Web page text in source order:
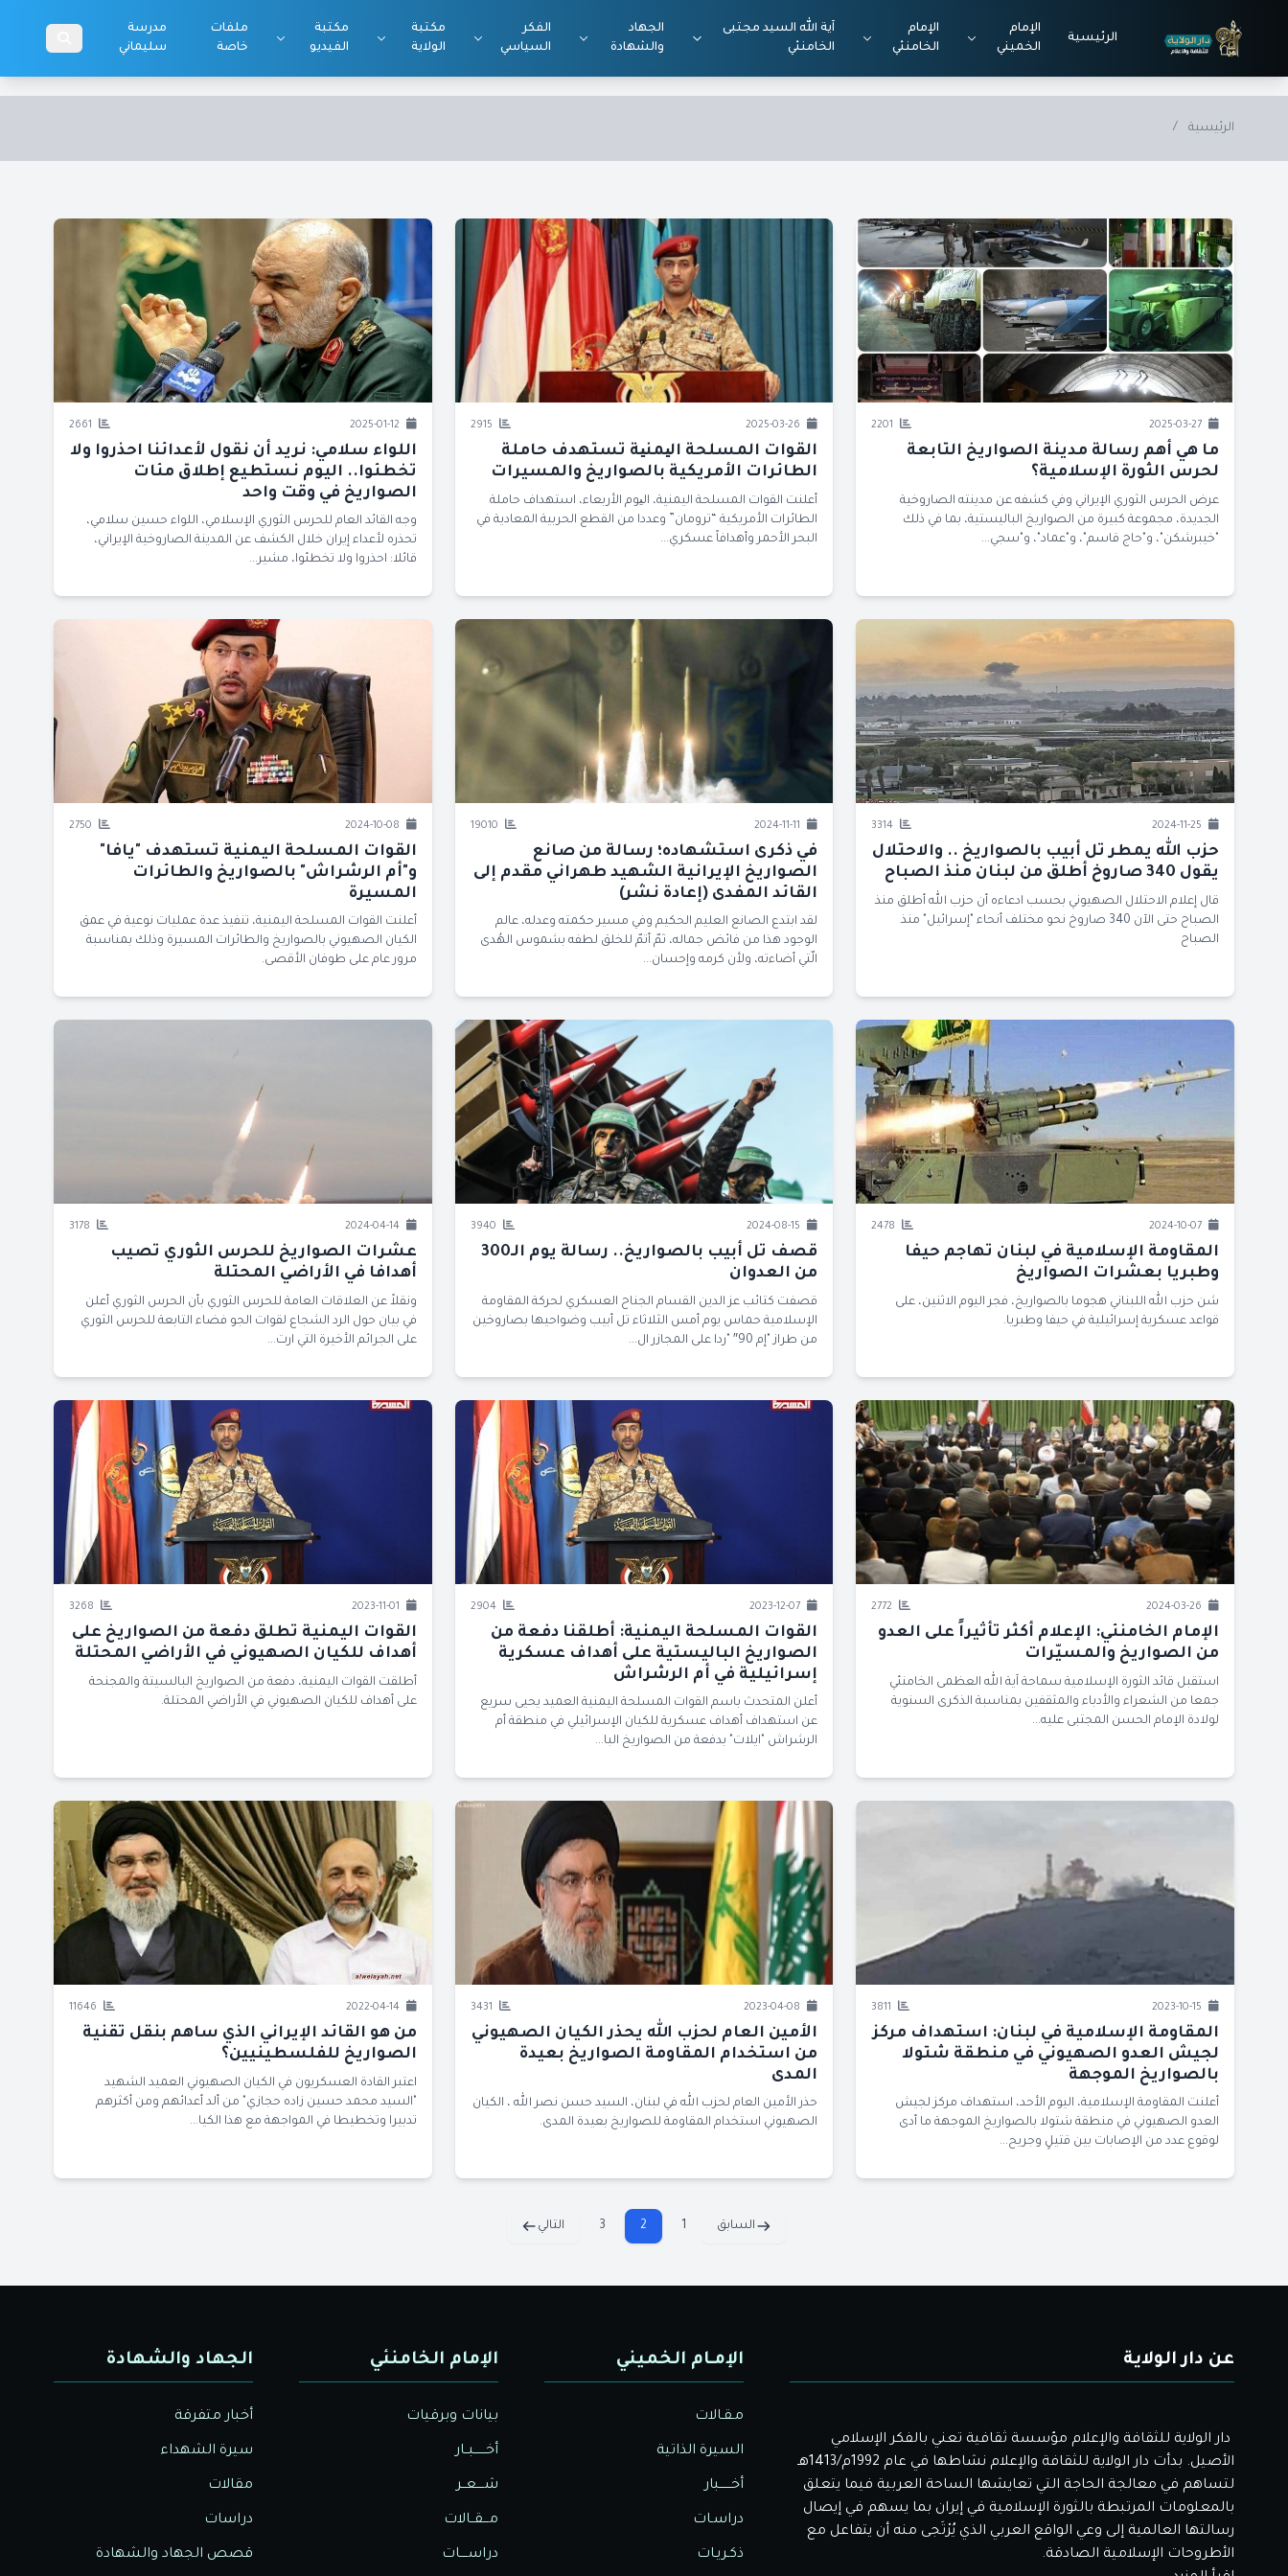
الرئيسية
الإمام
الخميني
الإمام
الخامنئي
آية الله السيد مجتبى
الخامنئي
الجهاد
والشهادة
الفكر
السياسي
مكتبة
الولاية
مكتبة
الفيديو
ملفات
خاصة
مدرسة
سليماني
الرئيسية /
ما هي أهم رسالة مدينة الصواريخ التابعة
لحرس الثورة الإسلامية؟
عرض الحرس الثوري الإيراني وفي كشفه عن مدينته الصاروخية
الجديدة، مجموعة كبيرة من الصواريخ الباليستية، بما في ذلك
"خيبرشكن"، و"حاج قاسم"، و"عماد"، و"سجي...
القوات المسلحة الیمنیة تستهدف حاملة
الطائرات الأمريكية بالصواريخ والمسيرات
أعلنت القوات المسلحة اليمنية، الیوم الأربعاء، استهداف حاملة
الطائرات الأمريكية “ترومان” وعددا من القطع الحربية المعادية في
البحر الأحمر وأهدافاً عسكري...
اللواء سلامي: نريد أن نقول لأعدائنا احذروا ولا
تخطئوا.. اليوم نستطيع إطلاق مئات
الصواريخ في وقت واحد
وجه القائد العام للحرس الثوري الإسلامي، اللواء حسين سلامي،
تحذره لأعداء إيران خلال الكشف عن المدينة الصاروخية الإيراني،
قائلا: احذروا ولا تخطئوا، مشير...
حزب الله يمطر تل أبيب بالصواريخ .. والاحتلال
يقول 340 صاروخ أطلق من لبنان منذ الصباح
قال إعلام الاحتلال الصهيوني بحسب ادعاءه أن حزب الله أطلق منذ
الصباح حتى الآن 340 صاروخ نحو مختلف أنحاء "إسرائيل" منذ
الصباح
في ذكرى استشهاده؛ رسالة من صانع
الصواريخ الإيرانية الشهيد طهراني مقدم إلى
القائد المفدى (إعادة نشر)
لقد ابتدع الصانع العليم الحكيم وفي مسير حكمته وعدله، عالم
الوجود هذا من فائض جماله، ثمّ أتمّ للخلق لطفه بشموس الهُدى
الّتي أضاءته، ولأن كرمه وإحسان...
القوات المسلحة اليمنية تستهدف "يافا"
و"أم الرشراش" بالصواريخ والطائرات
المسيرة
أعلنت القوات المسلحة اليمنية، تنفيذ عدة عمليات نوعية في عمق
الكيان الصهيوني بالصواريخ والطائرات المسيرة وذلك بمناسبة
مرور عام على طوفان الأقصى.
المقاومة الإسلامية في لبنان تهاجم حيفا
وطبريا بعشرات الصواريخ
شن حزب الله اللبناني هجوما بالصواريخ، فجر اليوم الاثنين، على
قواعد عسكرية إسرائيلية في حيفا وطبريا.
قصف تل أبيب بالصواريخ.. رسالة يوم الـ300
من العدوان
قصفت كتائب عز الدين القسام الجناح العسكري لحركة المقاومة
الإسلامية حماس يوم أمس الثلاثاء تل أبيب وضواحيها بصاروخين
من طراز "إم 90″ "ردا على المجازر ال...
2024-04-14
عشرات الصواريخ للحرس الثوري تصيب
أهدافا في الأراضي المحتلة
ونقلاً عن العلاقات العامة للحرس الثوري بأن الحرس الثوري أعلن
في بيان حول الرد الشجاع لقوات الجو فضاء التابعة للحرس الثوري
على الجرائم الأخيرة التي ارت...
الإمام الخامنئي: الإعلام أكثر تأثيراً على العدو
من الصواريخ والمسيّرات
استقبل قائد الثورة الإسلامية سماحة آية الله العظمى الخامنئي
جمعا من الشعراء والأدباء والمثقفين بمناسبة الذكرى السنوية
لولادة الإمام الحسن المجتبى عليه...
2904
القوات المسلحة اليمنية: أطلقنا دفعة من
الصواريخ الباليستية على أهداف عسكرية
إسرائيلية في أم الرشراش
أعلن المتحدث باسم القوات المسلحة اليمنية العميد يحيى سريع
عن استهداف أهداف عسكرية للكيان الإسرائيلي في منطقة أم
الرشراش "ايلات" بدفعة من الصواريخ البا...
القوات اليمنية تطلق دفعة من الصواريخ على
أهداف للكيان الصهيوني في الأراضي المحتلة
أطلقت القوات اليمنية، دفعة من الصواريخ البالسيتة والمجنحة
على أهداف للكيان الصهيوني في الأراضي المحتلة.
المقاومة الإسلامية في لبنان: استهداف مركز
لجيش العدو الصهيوني في منطقة شتولا
بالصواريخ الموجهة
أعلنت المقاومة الإسلامية، اليوم الأحد، استهداف مركز لجيش
العدو الصهيوني في منطقة شتولا بالصواريخ الموجهة ما ‏أدى
لوقوع عدد من الإصابات بين قتيلٍ وجريح...
الأمين العام لحزب الله يحذر الكيان الصهيوني
من استخدام المقاومة الصواريخ بعيدة
المدى
حذر الأمين العام لحزب الله في لبنان، السيد حسن نصر الله ، الكيان
الصهيوني استخدام المقاومة للصواريخ بعيدة المدى.
2022-04-14
من هو القائد الإيراني الذي ساهم بنقل تقنية
الصواريخ للفلسطينيين؟
اعتبر القادة العسكريون في الكيان الصهيوني العميد الشهيد
"السيد محمد حسين زاده حجازي" من ألد أعدائهم ومن أكثرهم
تدبيرا وتخطيطا في المواجهة مع هذا الكيا...
السابق 1
2
3 التالي
عن دار الولاية
دار الولاية للثقافة والإعلام مؤسسة ثقافية تعني بالفكر الإسلامي
الأصيل. بدأت دار الولاية للثقافة والإعلام نشاطها في عام 1992م/1413هـ
لتساهم في معالجة الحاجة التي تعايشها الساحة العربية فيما يتعلق
بالمعلومات المرتبطة بالثورة الإسلامية في إيران بما يسهم في إيصال
رسالتها العالمية إلى وعي الواقع العربي الذي يُرْتَجى منه أن يتفاعل مع
الأطروحات الإسلامية الصادقة.
الإمـام الخميني
مـقـالات
السيرة الذاتية
أخــــــبار
دراسـات
ذكـريـات
الإمام الخامنئي
بيانات وبرقيات
أخــــــبــار
شــــعــر
مـــقــالات
دراســــات
الجهاد والشهادة
أخبار متفرقة
سيرة الشهداء
مقالات
دراسات
قصص الجهاد والشهادة